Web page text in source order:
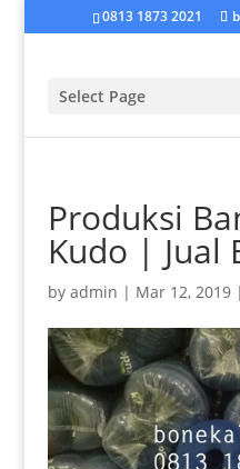
0813 1873 2021
Select Page
Produksi
Kudo | Jual
by admin | Mar 12, 2019|